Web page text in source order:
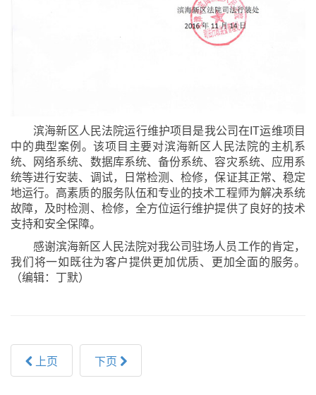
滨海新区人民法院运行维护项目是我公司在IT运维项目
中的典型案例。该项目主要对滨海新区人民法院的主机系
统、网络系统、数据库系统、备份系统、容灾系统、应用系
统等进行安装、调试，日常检测、检修，保证其正常、稳定
地运行。高素质的服务队伍和专业的技术工程师为解决系统
故障，及时检测、检修，全方位运行维护提供了良好的技术
支持和安全保障。
感谢滨海新区人民法院对我公司驻场人员工作的肯定，
我们将一如既往为客户提供更加优质、更加全面的服务。
（编辑：丁默）
上页 下页